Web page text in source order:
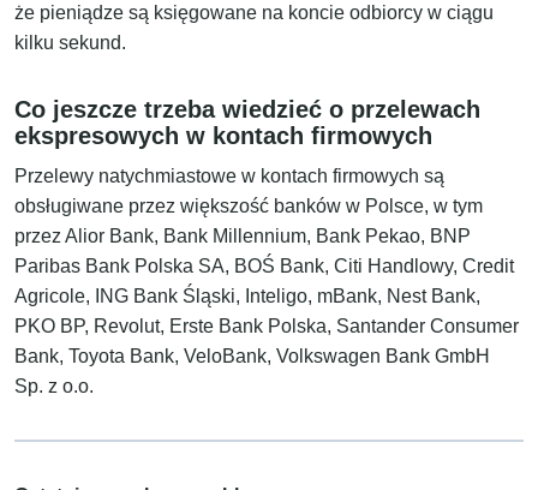
że pieniądze są księgowane na koncie odbiorcy w ciągu
kilku sekund.
Co jeszcze trzeba wiedzieć o przelewach
ekspresowych w kontach firmowych
Przelewy natychmiastowe w kontach firmowych są
obsługiwane przez większość banków w Polsce, w tym
przez Alior Bank, Bank Millennium, Bank Pekao, BNP
Paribas Bank Polska SA, BOŚ Bank, Citi Handlowy, Credit
Agricole, ING Bank Śląski, Inteligo, mBank, Nest Bank,
PKO BP, Revolut, Erste Bank Polska, Santander Consumer
Bank, Toyota Bank, VeloBank, Volkswagen Bank GmbH
Sp. z o.o.